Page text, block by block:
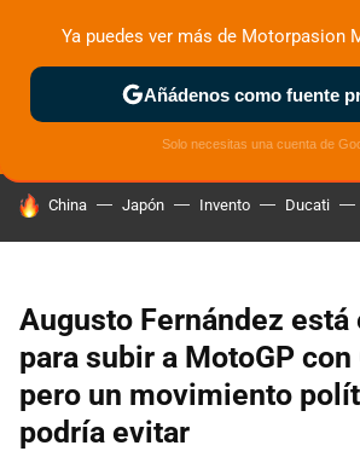
ZONA DE PRUEBAS DEPORTIVAS
HOY SE HABLA DE
China Japón Invento Ducati
Augusto Fernández está
para subir a MotoGP con
pero un movimiento
podría evitar
Ya puedes ver más de Motorpasion
Añádenos como fuente
Solo necesitas una cuenta de